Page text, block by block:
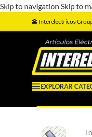
Skip to navigation Skip to
🕋 Interelectricos
EXPLORAR